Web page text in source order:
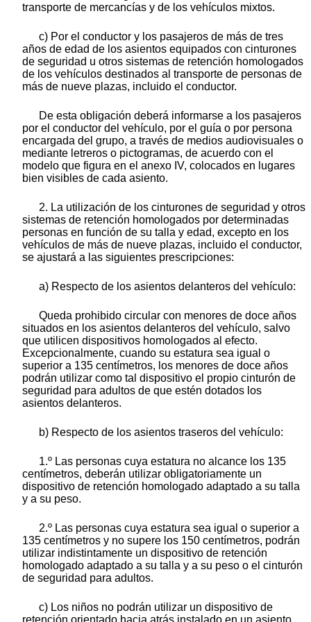
transporte de mercancías y de los vehículos mixtos.
c) Por el conductor y los pasajeros de más de tres
años de edad de los asientos equipados con cinturones
de seguridad u otros sistemas de retención homologados
de los vehículos destinados al transporte de personas de
más de nueve plazas, incluido el conductor.
De esta obligación deberá informarse a los pasajeros
por el conductor del vehículo, por el guía o por persona
encargada del grupo, a través de medios audiovisuales o
mediante letreros o pictogramas, de acuerdo con el
modelo que figura en el anexo IV, colocados en lugares
bien visibles de cada asiento.
2. La utilización de los cinturones de seguridad y otros
sistemas de retención homologados por determinadas
personas en función de su talla y edad, excepto en los
vehículos de más de nueve plazas, incluido el conductor,
se ajustará a las siguientes prescripciones:
a) Respecto de los asientos delanteros del vehículo:
Queda prohibido circular con menores de doce años
situados en los asientos delanteros del vehículo, salvo
que utilicen dispositivos homologados al efecto.
Excepcionalmente, cuando su estatura sea igual o
superior a 135 centímetros, los menores de doce años
podrán utilizar como tal dispositivo el propio cinturón de
seguridad para adultos de que estén dotados los
asientos delanteros.
b) Respecto de los asientos traseros del vehículo:
1.º Las personas cuya estatura no alcance los 135
centímetros, deberán utilizar obligatoriamente un
dispositivo de retención homologado adaptado a su talla
y a su peso.
2.º Las personas cuya estatura sea igual o superior a
135 centímetros y no supere los 150 centímetros, podrán
utilizar indistintamente un dispositivo de retención
homologado adaptado a su talla y a su peso o el cinturón
de seguridad para adultos.
c) Los niños no podrán utilizar un dispositivo de
retención orientado hacia atrás instalado en un asiento